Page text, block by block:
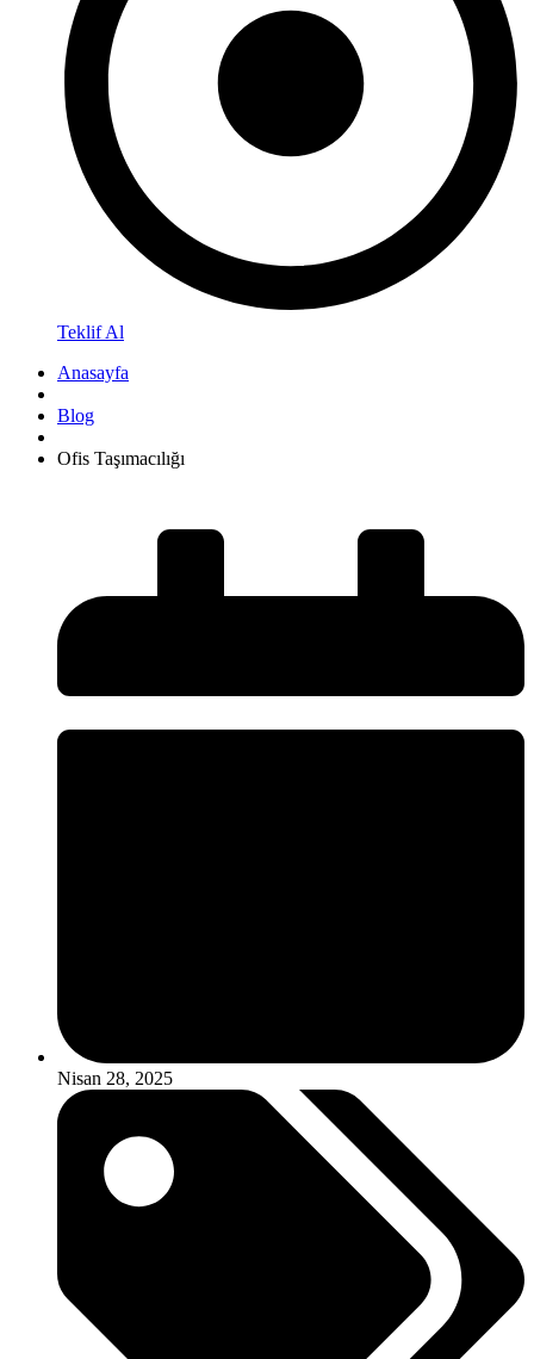
Teklif Al
Anasayfa
Blog
Ofis Taşımacılığı
Nisan 28, 2025